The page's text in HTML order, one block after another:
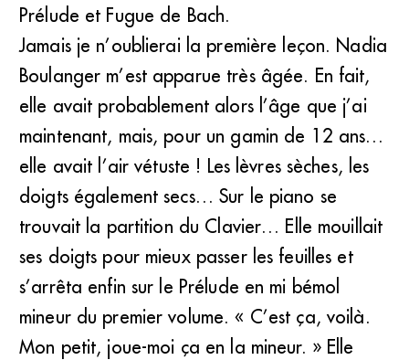
Prélude et Fugue de Bach.
Jamais je n’oublierai la première leçon. Nadia
Boulanger m’est apparue très âgée. En fait,
elle avait probablement alors l’âge que j’ai
maintenant, mais, pour un gamin de 12 ans…
elle avait l’air vétuste ! Les lèvres sèches, les
doigts également secs… Sur le piano se
trouvait la partition du Clavier… Elle mouillait
ses doigts pour mieux passer les feuilles et
s’arrêta enfin sur le Prélude en mi bémol
mineur du premier volume. « C’est ça, voilà.
Mon petit, joue-moi ça en la mineur. » Elle